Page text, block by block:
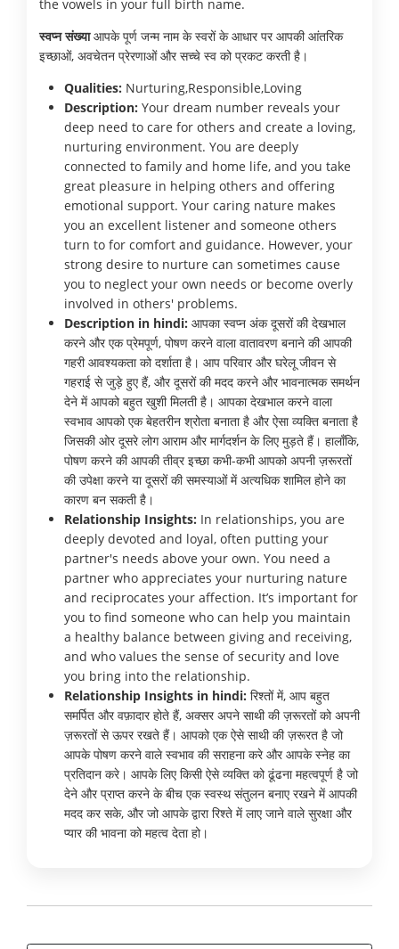
the vowels in your full birth name.
स्वप्न संख्याआपके पूर्ण जन्म नाम के स्वरों के आधार पर आपकी आंतरिक
इच्छाओं, अवचेतन प्रेरणाओं और सच्चे स्व को प्रकट करती है।
Qualities: Nurturing,Responsible,Loving
Description: Your dream number reveals your
deep need to care for others and create a loving,
nurturing environment. You are deeply
connected to family and home life, and you take
great pleasure in helping others and offering
emotional support. Your caring nature makes
you an excellent listener and someone others
turn to for comfort and guidance. However, your
strong desire to nurture can sometimes cause
you to neglect your own needs or become overly
involved in others' problems.
Description in hindi: आपका स्वप्न अंक दूसरों की देखभाल
करने और एक प्रेमपूर्ण, पोषण करने वाला वातावरण बनाने की आपकी
गहरी आवश्यकता को दर्शाता है। आप परिवार और घरेलू जीवन से
गहराई से जुड़े हुए हैं, और दूसरों की मदद करने और भावनात्मक समर्थन
देने में आपको बहुत खुशी मिलती है। आपका देखभाल करने वाला
स्वभाव आपको एक बेहतरीन श्रोता बनाता है और ऐसा व्यक्ति बनाता है
जिसकी ओर दूसरे लोग आराम और मार्गदर्शन के लिए मुड़ते हैं। हालाँकि,
पोषण करने की आपकी तीव्र इच्छा कभी-कभी आपको अपनी ज़रूरतों
की उपेक्षा करने या दूसरों की समस्याओं में अत्यधिक शामिल होने का
कारण बन सकती है।
Relationship Insights: In relationships, you are
deeply devoted and loyal, often putting your
partner's needs above your own. You need a
partner who appreciates your nurturing nature
and reciprocates your affection. It’s important for
you to find someone who can help you maintain
a healthy balance between giving and receiving,
and who values the sense of security and love
you bring into the relationship.
Relationship Insights in hindi: रिश्तों में, आप बहुत
समर्पित और वफ़ादार होते हैं, अक्सर अपने साथी की ज़रूरतों को अपनी
ज़रूरतों से ऊपर रखते हैं। आपको एक ऐसे साथी की ज़रूरत है जो
आपके पोषण करने वाले स्वभाव की सराहना करे और आपके स्नेह का
प्रतिदान करे। आपके लिए किसी ऐसे व्यक्ति को ढूंढना महत्वपूर्ण है जो
देने और प्राप्त करने के बीच एक स्वस्थ संतुलन बनाए रखने में आपकी
मदद कर सके, और जो आपके द्वारा रिश्ते में लाए जाने वाले सुरक्षा और
प्यार की भावना को महत्व देता हो।